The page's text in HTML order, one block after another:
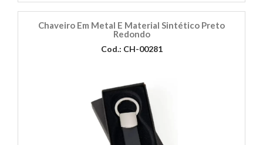
Chaveiro Em Metal E Material Sintético Preto
Redondo
Cod.: CH-00281